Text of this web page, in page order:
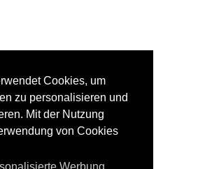
Cookies, um
zu personalisieren und
Mit der Nutzung
von Cookies